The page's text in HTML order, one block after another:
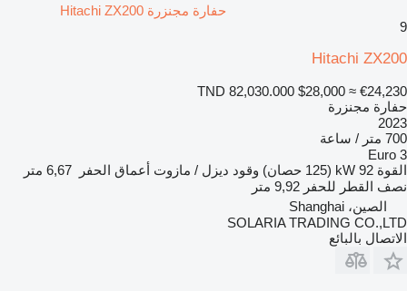
حفارة مجنزرة Hitachi ZX200
9
Hitachi ZX200
TND 82,030.000 $28,000 ≈ €24,230
حفارة مجنزرة
2023
700 متر / ساعة
Euro 3
القوة 92 kW (125 حصان) وقود ديزل / مازوت أعماق الحفر
6,67 متر
نصف القطر للحفر 9,92 متر
الصين، Shanghai
SOLARIA TRADING CO.,LTD
الاتصال بالبائع